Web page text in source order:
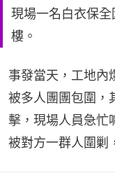
現場一名白衣保
樓。
事發當天，工地內
被多人團團包圍，
擊，現場人員急忙
被對方一群人圍剿